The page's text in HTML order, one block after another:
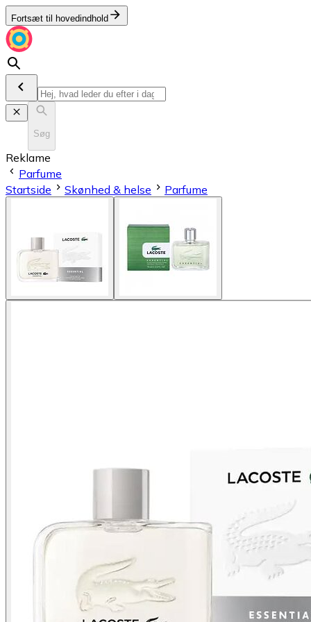
Fortsæt til hovedindhold
Søg
Reklame
Parfume
Startside
Skønhed & helse Parfume